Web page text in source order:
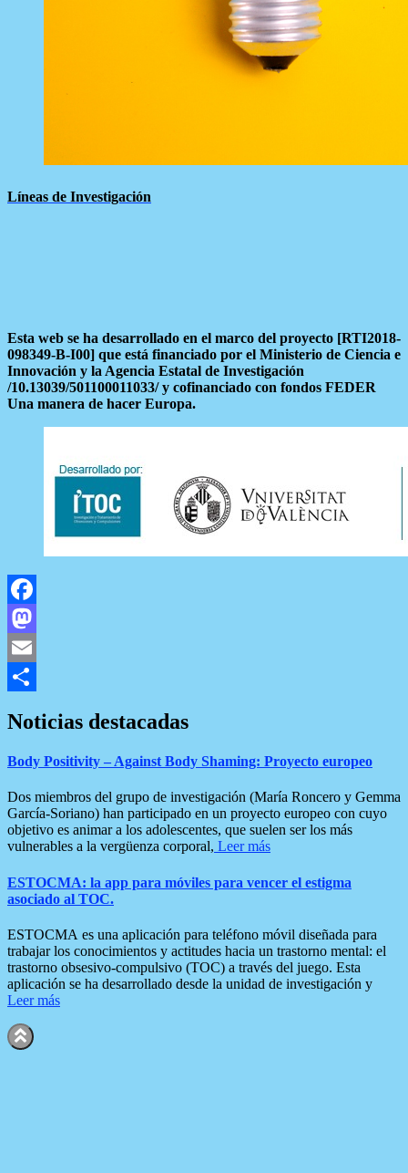
Líneas de Investigación
Esta web se ha desarrollado en el marco del proyecto [RTI2018-
098349-B-I00] que está financiado por el Ministerio de Ciencia e
Innovación y la Agencia Estatal de Investigación
/10.13039/501100011033/ y cofinanciado con fondos FEDER
Una manera de hacer Europa.
Facebook
Mastodon
Email
Noticias destacadas
Body Positivity – Against Body Shaming: Proyecto europeo
Dos miembros del grupo de investigación (María Roncero y Gemma
García-Soriano) han participado en un proyecto europeo con cuyo
objetivo es animar a los adolescentes, que suelen ser los más
vulnerables a la vergüenza corporal, Leer más
ESTOCMA: la app para móviles para vencer el estigma
asociado al TOC.
ESTOCMA es una aplicación para teléfono móvil diseñada para
trabajar los conocimientos y actitudes hacia un trastorno mental: el
trastorno obsesivo-compulsivo (TOC) a través del juego. Esta
aplicación se ha desarrollado desde la unidad de investigación y
Leer más